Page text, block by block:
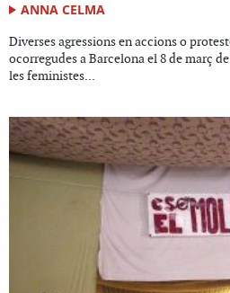
ANNA CELMA
Diverses agressions en accions o
ocorregudes a Barcelona el 8 de març
les feministes...